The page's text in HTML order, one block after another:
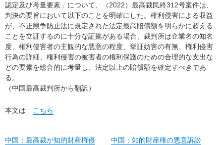
認定及び考量要素」について、（2022）最高裁民終312号案件は、
判決の要旨において以下のことを明確にした。権利侵害による収益
が、不正競争防止法に規定された法定最高賠償額を明らかに超える
ことを立証するのに十分な証拠がある場合、裁判所は企業名の知名
度、権利侵害者の主観的な悪意の程度、挙証妨害の有無、権利侵害
行為の詳細、権利侵害の被害者の権利保護のための合理的な支出な
どの要素を総合的に考量し、法定以上の賠償額を確定すべきであ
る。
（中国最高裁判所から翻訳）
本文は こちら
中国：最高裁が知的財産権侵
中国：知的財産権の悪意訴訟